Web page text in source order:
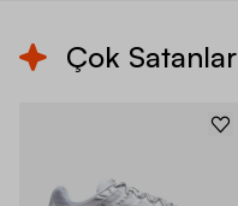
Çok Satanlar